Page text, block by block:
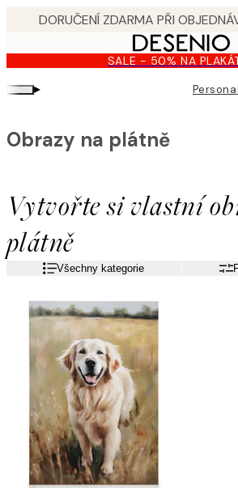
content.
SALE - 50% NA
▸
Vytvořte si vlastní
plátně
Obrazy na plátně
Všechny kategorie